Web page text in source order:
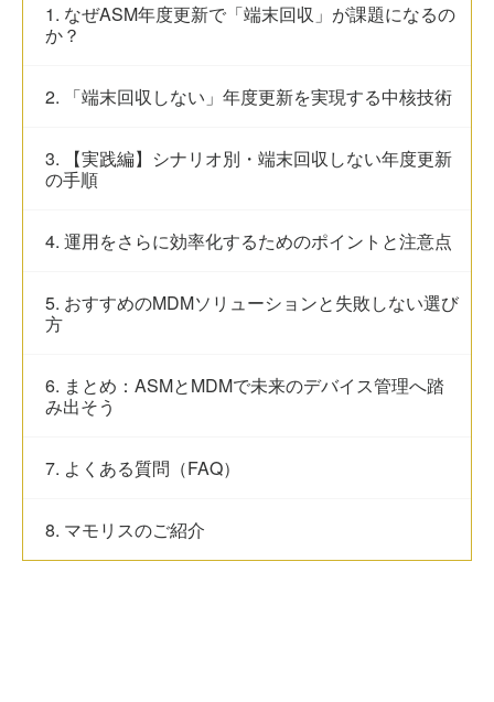
1. なぜASM年度更新で「端末回収」が課題になるの
か？
2. 「端末回収しない」年度更新を実現する中核技術
3. 【実践編】シナリオ別・端末回収しない年度更新
の手順
4. 運用をさらに効率化するためのポイントと注意点
5. おすすめのMDMソリューションと失敗しない選び
方
6. まとめ：ASMとMDMで未来のデバイス管理へ踏
み出そう
7. よくある質問（FAQ）
8. マモリスのご紹介